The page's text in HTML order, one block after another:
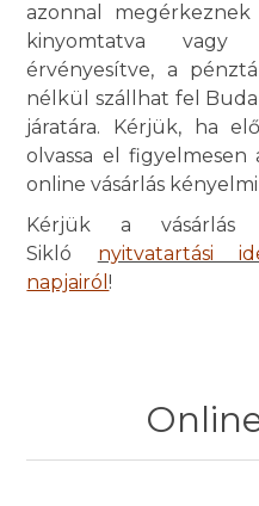
azonnal
kinyomtatva vagy
érvényesítve, a
nélkül szállhat fel
járatára. Kérjük, ha
olvassa el figyelmesen
online vásárlás
Kérjük a
Sikló nyitvatartási
napjairól!